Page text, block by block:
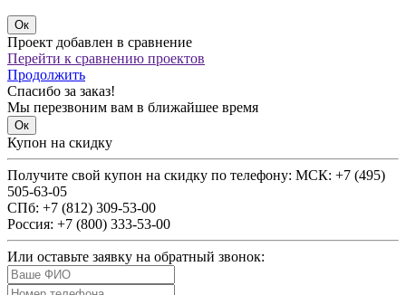
Проект добавлен в сравнение
Перейти к сравнению проектов
Продолжить
Спасибо за заказ!
Мы перезвоним вам в ближайшее время
Купон на скидку
Получите свой купон на скидку по телефону: МСК: +7 (495)
505-63-05
СПб: +7 (812) 309-53-00
Россия: +7 (800) 333-53-00
Или оставьте заявку на обратный звонок: